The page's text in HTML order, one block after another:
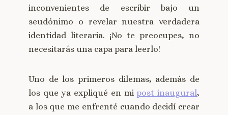
inconvenientes de escribir bajo un
seudónimo o revelar nuestra verdadera
identidad literaria. ¡No te preocupes, no
necesitarás una capa para leerlo!
Uno de los primeros dilemas, además de
los que ya expliqué en mi post inaugural,
a los que me enfrenté cuando decidí crear